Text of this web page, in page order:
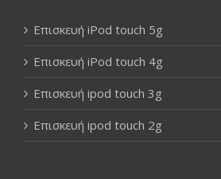
Επισκευή iPod touch 5g
Επισκευή iPod touch 4g
Επισκευή ipod touch 3g
Επισκευή ipod touch 2g